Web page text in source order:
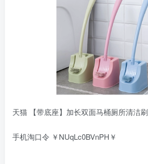
天猫 【带底座】加长双面马桶厕所清洁刷
手机淘口令 ￥NUqLc0BVnPH￥